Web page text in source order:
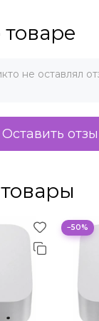
не оставлял
Оставить
−50%